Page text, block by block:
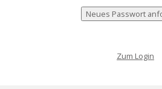
Neues Passwort
Zum Login